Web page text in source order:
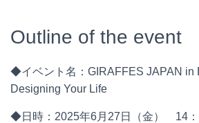
Outline of the event
◆イベント名：GIRAFFES JAPAN in
Designing Your Life
◆日時：2025年6月27日（金）